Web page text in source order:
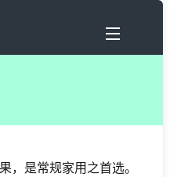
是常规家用之首选。